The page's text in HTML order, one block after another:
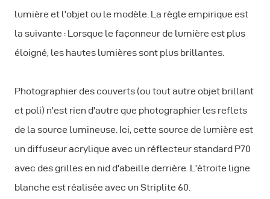
lumière et l'objet ou le modèle. La règle empirique est
la suivante : Lorsque le façonneur de lumière est plus
éloigné, les hautes lumières sont plus brillantes.
Photographier des couverts (ou tout autre objet brillant
et poli) n'est rien d'autre que photographier les reflets
de la source lumineuse. Ici, cette source de lumière est
un diffuseur acrylique avec un réflecteur standard P70
avec des grilles en nid d'abeille derrière. L'étroite ligne
blanche est réalisée avec un Striplite 60.